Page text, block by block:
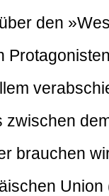
den
brauchen